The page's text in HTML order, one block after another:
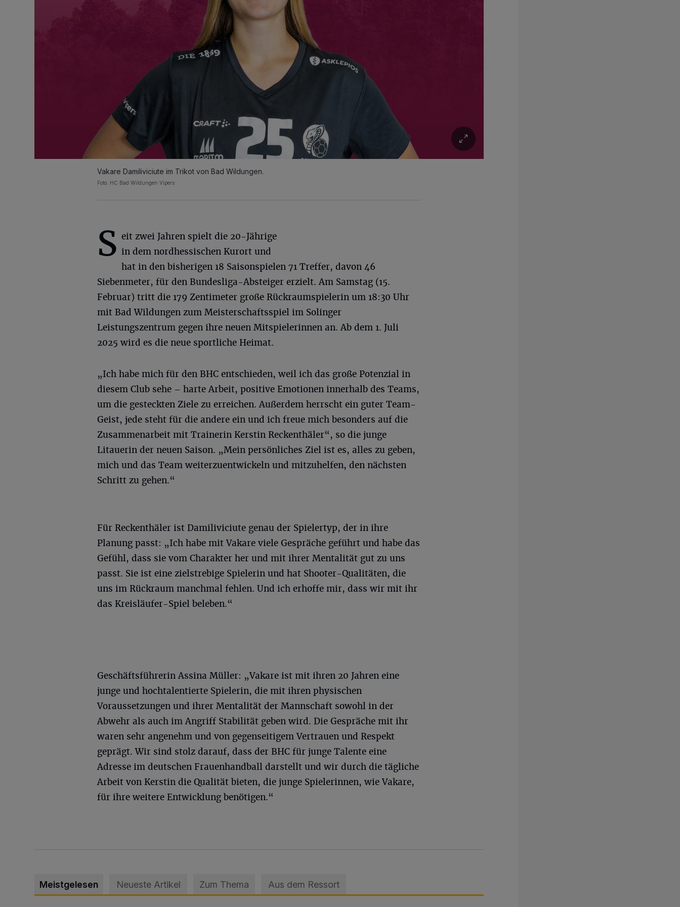
Vakare Damiliviciute im Trikot von Bad Wildungen.
Foto: HC Bad Wildungen Vipers
S eit zwei Jahren spielt die 20-Jährige
in dem nordhessischen Kurort und
hat in den bisherigen 18 Saisonspielen 71 Treffer, davon 46
Siebenmeter, für den Bundesliga-Absteiger erzielt. Am Samstag (15.
Februar) tritt die 179 Zentimeter große Rückraumspielerin um 18:30 Uhr
mit Bad Wildungen zum Meisterschaftsspiel im Solinger
Leistungszentrum gegen ihre neuen Mitspielerinnen an. Ab dem 1. Juli
2025 wird es die neue sportliche Heimat.
„Ich habe mich für den BHC entschieden, weil ich das große Potenzial in
diesem Club sehe – harte Arbeit, positive Emotionen innerhalb des Teams,
um die gesteckten Ziele zu erreichen. Außerdem herrscht ein guter Team-
Geist, jede steht für die andere ein und ich freue mich besonders auf die
Zusammenarbeit mit Trainerin Kerstin Reckenthäler“, so die junge
Litauerin der neuen Saison. „Mein persönliches Ziel ist es, alles zu geben,
mich und das Team weiterzuentwickeln und mitzuhelfen, den nächsten
Schritt zu gehen.“
Für Reckenthäler ist Damiliviciute genau der Spielertyp, der in ihre
Planung passt: „Ich habe mit Vakare viele Gespräche geführt und habe das
Gefühl, dass sie vom Charakter her und mit ihrer Mentalität gut zu uns
passt. Sie ist eine zielstrebige Spielerin und hat Shooter-Qualitäten, die
uns im Rückraum manchmal fehlen. Und ich erhoffe mir, dass wir mit ihr
das Kreisläufer-Spiel beleben.“
Geschäftsführerin Assina Müller: „Vakare ist mit ihren 20 Jahren eine
junge und hochtalentierte Spielerin, die mit ihren physischen
Voraussetzungen und ihrer Mentalität der Mannschaft sowohl in der
Abwehr als auch im Angriff Stabilität geben wird. Die Gespräche mit ihr
waren sehr angenehm und von gegenseitigem Vertrauen und Respekt
geprägt. Wir sind stolz darauf, dass der BHC für junge Talente eine
Adresse im deutschen Frauenhandball darstellt und wir durch die tägliche
Arbeit von Kerstin die Qualität bieten, die junge Spielerinnen, wie Vakare,
für ihre weitere Entwicklung benötigen.“
Meistgelesen Neueste Artikel Zum Thema Aus dem Ressort